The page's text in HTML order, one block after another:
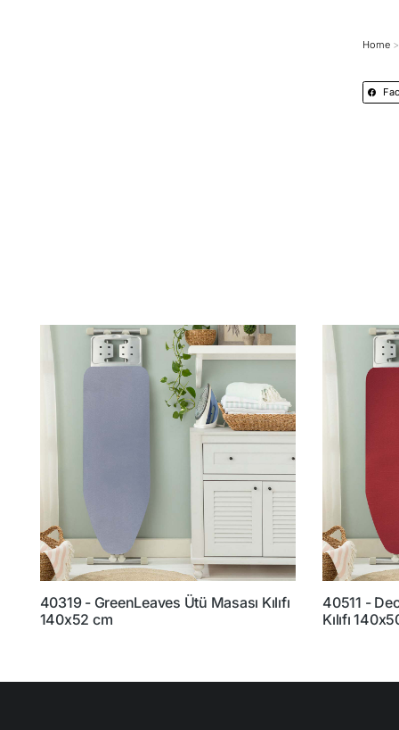
You
Home
40319 - GreenLeaves Ütü Masası Kılıfı
140x52 cm
40511 -
Kılıfı